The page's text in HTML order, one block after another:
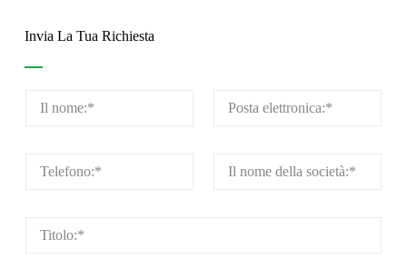
Invia La Tua Richiesta